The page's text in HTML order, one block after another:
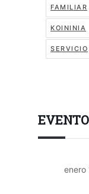
FAMILIAR
KOININIA
SERVICIO
enero